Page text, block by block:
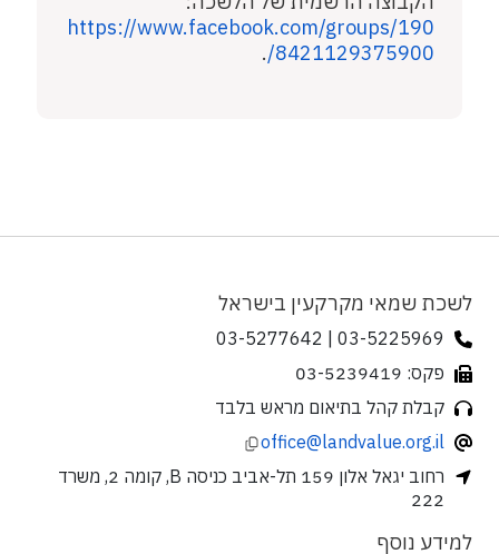
https://www.facebook.com/groups/190
8421129375900/
.
לשכת שמאי מקרקעין בישראל
03-5225969 | 03-5277642
פקס: 03-5239419
קבלת קהל בתיאום מראש בלבד
office@landvalue.org.il
רחוב יגאל אלון 159 תל-אביב כניסה B, קומה 2, משרד
222
למידע נוסף